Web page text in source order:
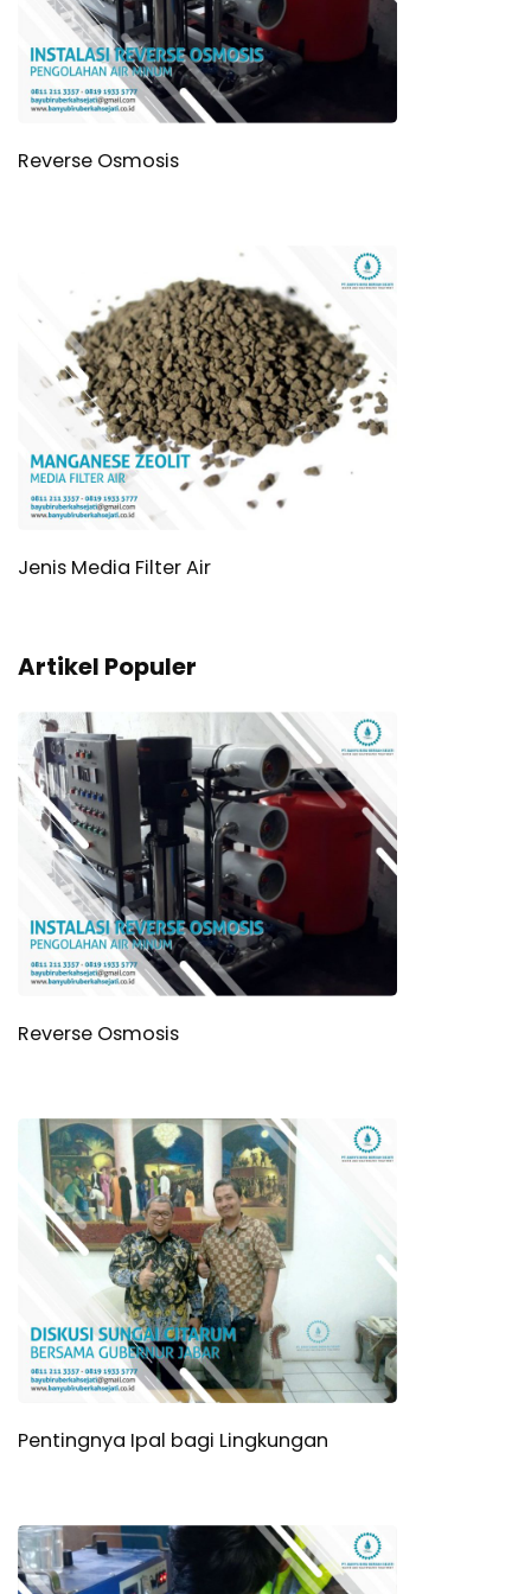
Reverse Osmosis
Jenis Media Filter Air
Artikel Populer
Reverse Osmosis
Pentingnya Ipal bagi Lingkungan